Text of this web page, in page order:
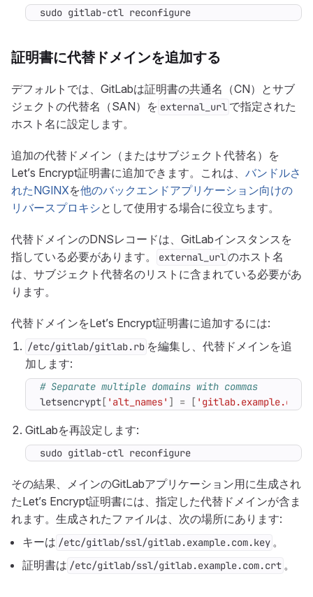
sudo gitlab-ctl reconfigure
証明書に代替ドメインを追加する
デフォルトでは、GitLabは証明書の共通名（CN）とサブ
ジェクトの代替名（SAN）を external_url で指定された
ホスト名に設定します。
追加の代替ドメイン（またはサブジェクト代替名）を
Let’s Encrypt証明書に追加できます。これは、 バンドルさ
れたNGINXを他のバックエンドアプリケーション向けの
リバースプロキシとして使用する場合に役立ちます。
代替ドメインのDNSレコードは、GitLabインスタンスを
指している必要があります。
external_urlのホスト名
は、サブジェクト代替名のリストに含まれている必要があ
ります。
代替ドメインをLet’s Encrypt証明書に追加するには:
/etc/gitlab/gitlab.rb を編集し、代替ドメインを追
加します:
# Separate multiple domains with commas
letsencrypt[ 'alt_names' ] = [ 'gitlab.example.com'
GitLabを再設定します:
sudo gitlab-ctl reconfigure
その結果、メインのGitLabアプリケーション用に生成され
たLet’s Encrypt証明書には、指定した代替ドメインが含ま
れます。生成されたファイルは、次の場所にあります:
キーは /etc/gitlab/ssl/gitlab.example.com.key 。
証明書は /etc/gitlab/ssl/gitlab.example.com.crt 。